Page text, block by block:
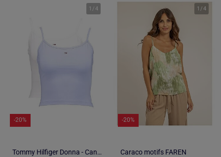
1 /4
-20%
Tommy Hilfiger Donna - Canotta (Confezione da 2)
1 /4
-20%
Caraco motifs FAREN